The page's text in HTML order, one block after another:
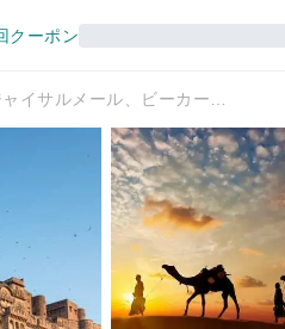
クーポン